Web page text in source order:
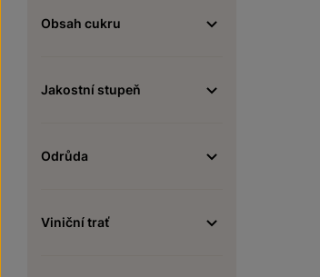
Obsah cukru
Jakostní stupeň
Odrůda
Viniční trať